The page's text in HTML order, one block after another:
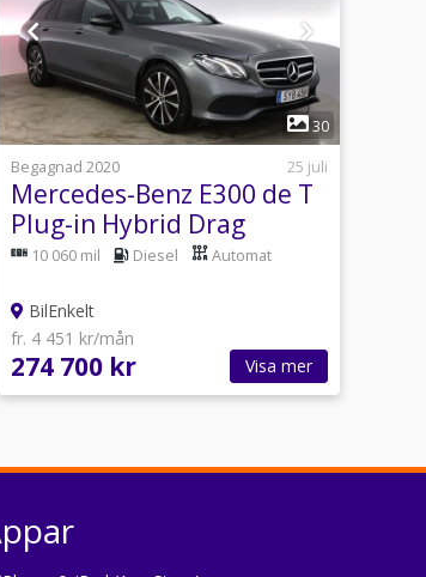
1
30
Begagnad 2020
25 juli
Mercedes-Benz E300 de T
Plug-in Hybrid Drag
Kamera
10 060 mil Diesel Automat
BilEnkelt
fr. 4 451 kr/mån
274 700 kr Visa mer